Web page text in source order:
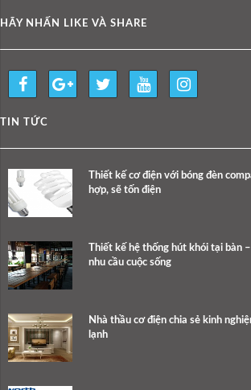
HÃY NHẤN LIKE VÀ SHARE
TIN TỨC
Thiết kế cơ điện với bóng đèn
hợp, sẽ tốn điện
Thiết kế hệ thống hút khói tại bàn
nhu cầu cuộc sống
Nhà thầu cơ điện chia sẻ kinh
lạnh